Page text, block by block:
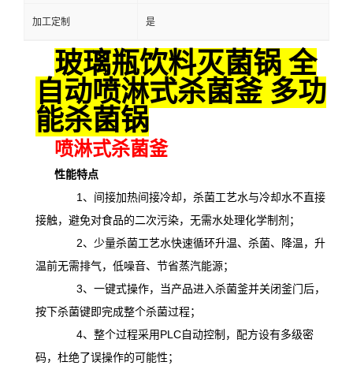
加工定制 是
玻璃瓶饮料灭菌锅 全
自动喷淋式杀菌釜 多功
能杀菌锅
喷淋式杀菌釜
性能特点
1、间接加热间接冷却，杀菌工艺水与冷却水不直接
接触，避免对食品的二次污染，无需水处理化学制剂；
2、少量杀菌工艺水快速循环升温、杀菌、降温，升
温前无需排气，低噪音、节省蒸汽能源；
3、一键式操作，当产品进入杀菌釜并关闭釜门后，
按下杀菌键即完成整个杀菌过程；
4、整个过程采用PLC自动控制，配方设有多级密
码，杜绝了误操作的可能性；